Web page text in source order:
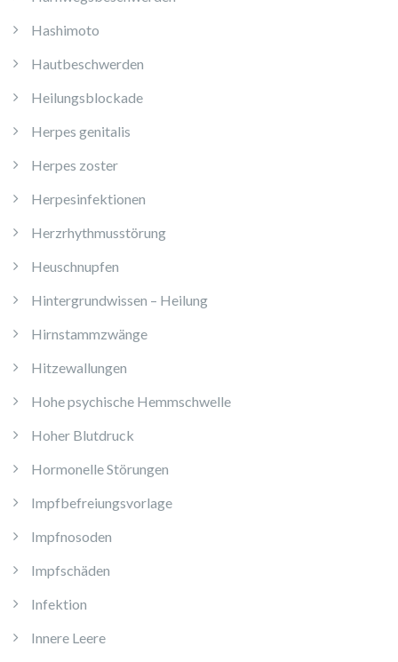
Hashimoto
Hautbeschwerden
Heilungsblockade
Herpes genitalis
Herpes zoster
Herpesinfektionen
Herzrhythmusstörung
Heuschnupfen
Hintergrundwissen – Heilung
Hirnstammzwänge
Hitzewallungen
Hohe psychische Hemmschwelle
Hoher Blutdruck
Hormonelle Störungen
Impfbefreiungsvorlage
Impfnosoden
Impfschäden
Infektion
Innere Leere